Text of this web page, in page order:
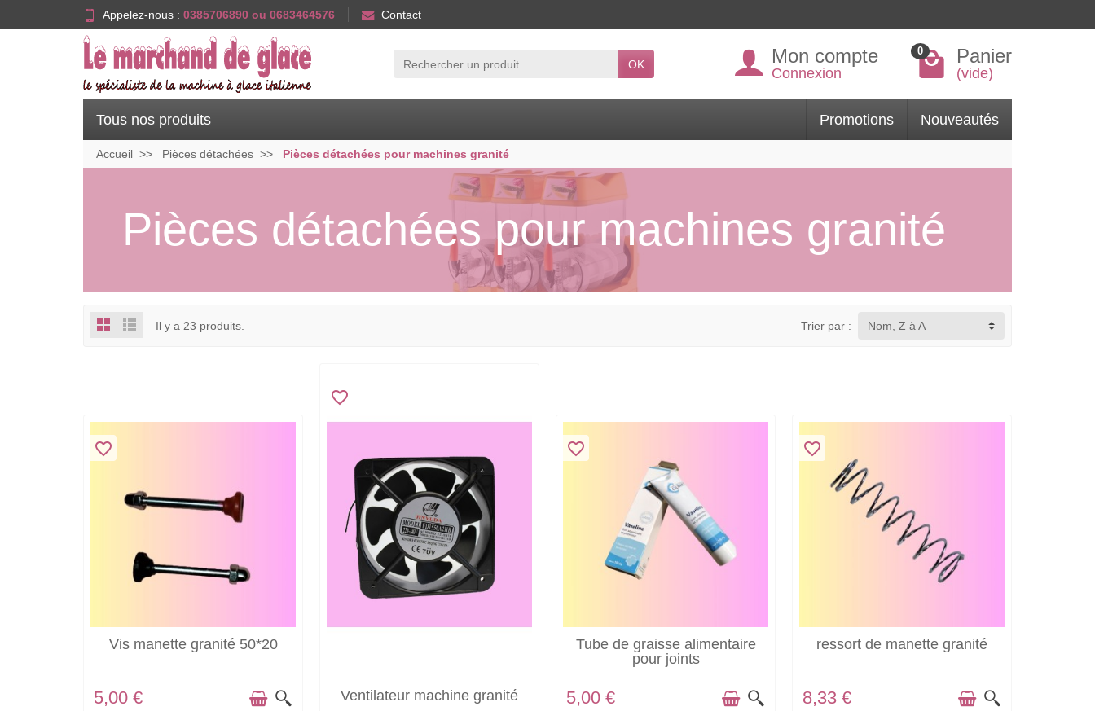
Appelez-nous : 0385706890 ou 0683464576 Contact
OK Mon compte
Connexion
0 Panier
(vide)
Tous nos produits Promotions Nouveautés
Accueil Pièces détachées Pièces détachées pour machines granité
Pièces détachées pour machines granité
Il y a 23 produits. Trier par : Nom, Z à A
EN STOCK
favorite_border
Vis manette granité 50*20
5,00 € EN STOCK
favorite_border
Ventilateur machine granité
EN STOCK
favorite_border
Tube de graisse alimentaire
pour joints
5,00 €
EN STOCK
favorite_border
ressort de manette granité
8,33 €